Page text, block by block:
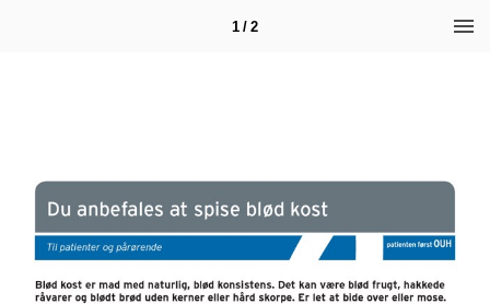
1 / 2